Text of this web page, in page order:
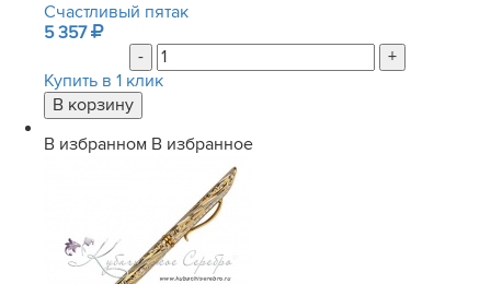
Счастливый пятак
5 357
-
+
Купить в 1 клик
В избранном В избранное